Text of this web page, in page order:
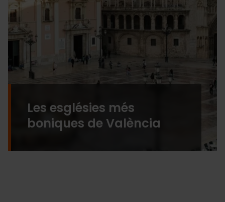
Les esglésies més
boniques de València